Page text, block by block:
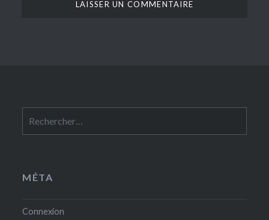
MÉTA
Connexion